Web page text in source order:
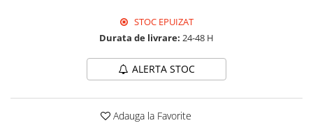
STOC EPUIZAT
Durata de livrare: 24-48 H
ALERTA STOC
Adauga la Favorite